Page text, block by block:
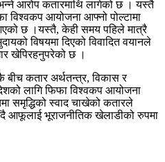
भन्ने आरोप कतारमाथि लागेको छ । यस्तै
विश्वकप आयोजना आफ्नो पोल्टामा
छ ।यस्तै, केही समय पहिले मात्रै
विषयमा दिएको विवादित वयानले
खेपिरहनुपरेको छ ।
कतार अर्थतन्त्र, विकास र
लागि फिफा विश्वकप आयोजना
समृद्धिको स्वाद चाखेको कतारले
आफूलाई भूराजनीतिक खेलाडीको रुपमा